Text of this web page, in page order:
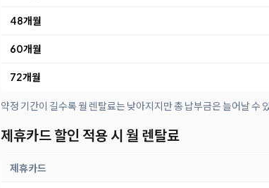
48개월
60개월
72개월
약정 기간이 길수록 월 렌탈료는 낮아지지만 총 납부금은 늘어날 수
제휴카드 할인 적용 시 월 렌탈료
제휴카드